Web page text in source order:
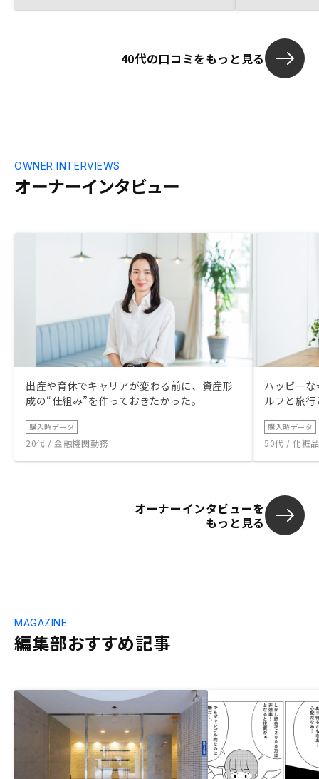
40代の口コミをもっと見る
オーナーインタビュー
OWNER INTERVIEWS
出産や育休でキャリアが変わる前に、資産形
成の“仕組み”を作っておきたかった。
購入時データ
20代 / 金融機関勤務
ハッピー
ルフと旅
購入時データ
50代 / 化粧
オーナーインタビューを
もっと見る
編集部おすすめ記事
MAGAZINE